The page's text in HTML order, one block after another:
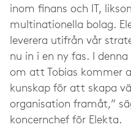
inom finans och IT,
multinationella bolag.
leverera utifrån vår
nu in i en ny fas. I
om att Tobias kommer
kunskap för att skapa
organisation framåt,”
koncernchef för Elekta.